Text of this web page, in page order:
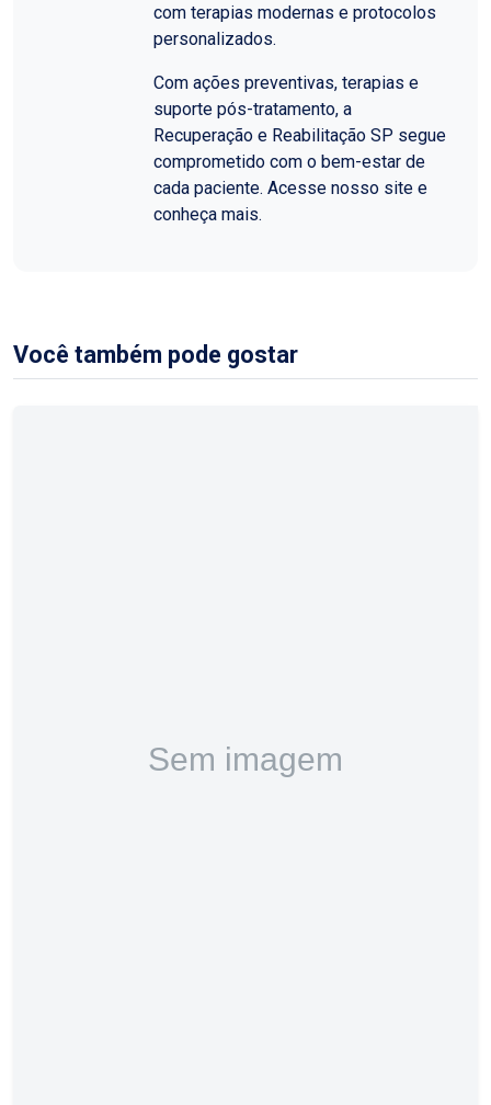
com terapias modernas e protocolos
personalizados.
Com ações preventivas, terapias e
suporte pós-tratamento, a
Recuperação e Reabilitação SP segue
comprometido com o bem-estar de
cada paciente. Acesse nosso site e
conheça mais.
Você também pode gostar